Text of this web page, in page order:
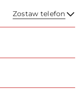
Zostaw telefon